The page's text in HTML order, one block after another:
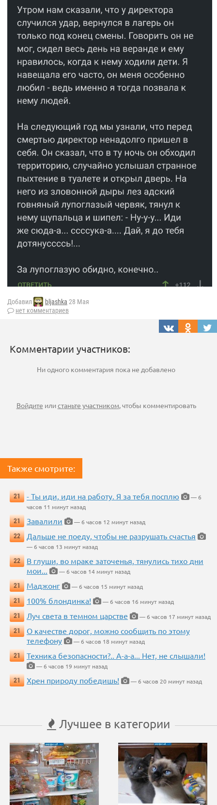
Добавил bljashka 28 Мая
нет комментариев
Комментарии участников:
Ни одного комментария пока не добавлено
Войдите илистаньте участником, чтобы комментировать
Также смотрите:
21 - Ты иди, иди на работу. Я за тебя посплю
— 6
часов 11 минут назад
21
Завалили
— 6 часов 12 минут назад
22
Дальше не поеду, чтобы не разрушать счастья
— 6 часов 13 минут назад
22
В глуши, во мраке заточенья, тянулись тихо дни
мои...
— 6 часов 14 минут назад
21
Маджонг
— 6 часов 15 минут назад
21
100% блондинка!
— 6 часов 16 минут назад
21
Луч света в темном царстве
— 6 часов 17 минут назад
21
О качестве дорог, можно сообщить по этому
телефону
— 6 часов 18 минут назад
21
Техника безопасности?.. А-а-а... Нет, не слышали!
— 6 часов 19 минут назад
21
Хрен природу победишь! — 6 часов 20 минут назад
Лучшее в категории